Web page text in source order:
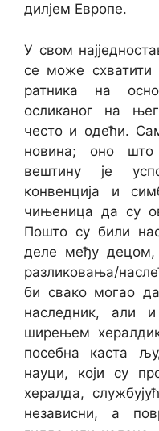
дилјем Европе.
У свом
се може схватити
ратника на
осликаног на
често и одећи.
новина; оно што
вештину је
конвенција и
чињеница да су
Пошто су били
деле међу
разликовања/
би свако могао
наследник, али
ширењем
посебна каста
науци, који су
хералда,
независни, а